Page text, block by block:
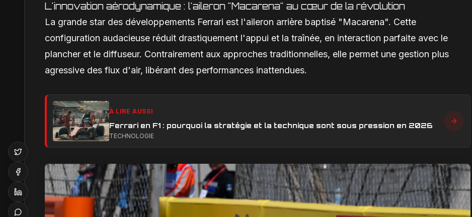
L'innovation aérodynamique : l'aileron "Macarena" au cœur de la révolution
La grande star des développements Ferrari est l'aileron arrière baptisé "Macarena". Cette
configuration audacieuse réduit drastiquement l'appui et la traînée, en interaction parfaite avec le
plancher et le diffuseur. Contrairement aux approches traditionnelles, elle permet une gestion plus
agressive des flux d'air, libérant des performances inattendues.
À LIRE AUSSI
Ferrari en F1 : pourquoi la stratégie et la technique sont sous pression en 2026
TECHNOLOGIE